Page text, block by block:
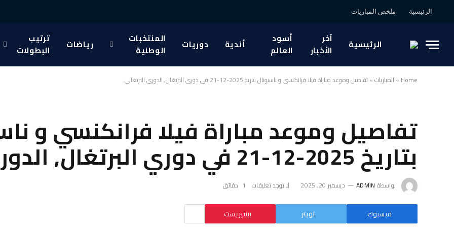
الرئيسية ملخص المباريات
الرئيسية
آخر
الأخبار
أسود
العالم
أندية دوريات
المنتخبات
الوطنية
رياضات
ترتيب
البطولات
Home
» المباريات»تفاصيل وموعد مباراة فيلا فرانكنسي و ناسيونال بتاريخ 2025-12-21 في دوري البرتغال, الدوري البرتغالي
تفاصيل وموعد مباراة فيلا فرانكنسي و
بتاريخ 2025-12-21 في دوري البرتغال, الدوري البرتغالي
بواسطة ADMIN ديسمبر 20, 2025 لا توجد تعليقات 1 دقائق
فيسبوك تويتر بينتيريست